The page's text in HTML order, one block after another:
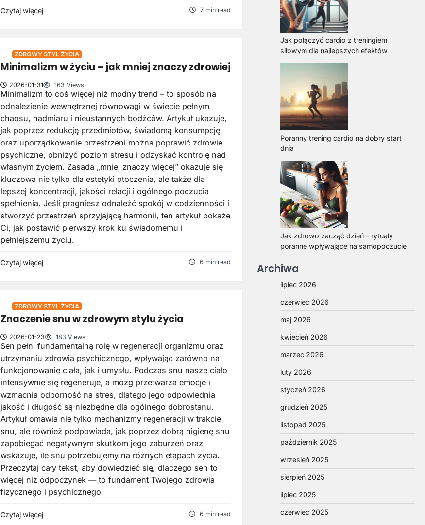
Czytaj więcej 7 min read
ZDROWY STYL ŻYCIA
Minimalizm w życiu – jak mniej znaczy zdrowiej
2026-01-31 163 Views
Minimalizm to coś więcej niż modny trend – to sposób na
odnalezienie wewnętrznej równowagi w świecie pełnym
chaosu, nadmiaru i nieustannych bodźców. Artykuł ukazuje,
jak poprzez redukcję przedmiotów, świadomą konsumpcję
oraz uporządkowanie przestrzeni można poprawić zdrowie
psychiczne, obniżyć poziom stresu i odzyskać kontrolę nad
własnym życiem. Zasada „mniej znaczy więcej” okazuje się
kluczowa nie tylko dla estetyki otoczenia, ale także dla
lepszej koncentracji, jakości relacji i ogólnego poczucia
spełnienia. Jeśli pragniesz odnaleźć spokój w codzienności i
stworzyć przestrzeń sprzyjającą harmonii, ten artykuł pokaże
Ci, jak postawić pierwszy krok ku świadomemu i
pełniejszemu życiu.
Czytaj więcej 6 min read
ZDROWY STYL ŻYCIA
Znaczenie snu w zdrowym stylu życia
2026-01-23 183 Views
Sen pełni fundamentalną rolę w regeneracji organizmu oraz
utrzymaniu zdrowia psychicznego, wpływając zarówno na
funkcjonowanie ciała, jak i umysłu. Podczas snu nasze ciało
intensywnie się regeneruje, a mózg przetwarza emocje i
wzmacnia odporność na stres, dlatego jego odpowiednia
jakość i długość są niezbędne dla ogólnego dobrostanu.
Artykuł omawia nie tylko mechanizmy regeneracji w trakcie
snu, ale również podpowiada, jak poprzez dobrą higienę snu
zapobiegać negatywnym skutkom jego zaburzeń oraz
wskazuje, ile snu potrzebujemy na różnych etapach życia.
Przeczytaj cały tekst, aby dowiedzieć się, dlaczego sen to
więcej niż odpoczynek — to fundament Twojego zdrowia
fizycznego i psychicznego.
Czytaj więcej 6 min read
Jak połączyć cardio z treningiem
siłowym dla najlepszych efektów
Poranny trening cardio na dobry start
dnia
Jak zdrowo zacząć dzień – rytuały
poranne wpływające na samopoczucie
Archiwa
lipiec 2026
czerwiec 2026
maj 2026
kwiecień 2026
marzec 2026
luty 2026
styczeń 2026
grudzień 2025
listopad 2025
październik 2025
wrzesień 2025
sierpień 2025
lipiec 2025
czerwiec 2025